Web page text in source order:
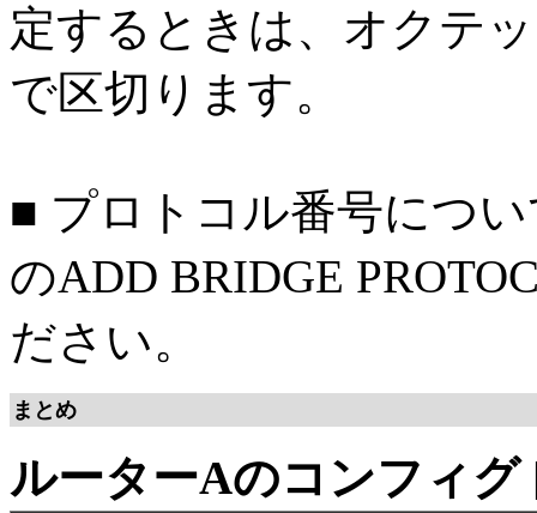
定するときは、オクテ
で区切ります。
■ プロトコル番号につ
のADD BRIDGE
ださい。
まとめ
ルーターAのコンフィグ